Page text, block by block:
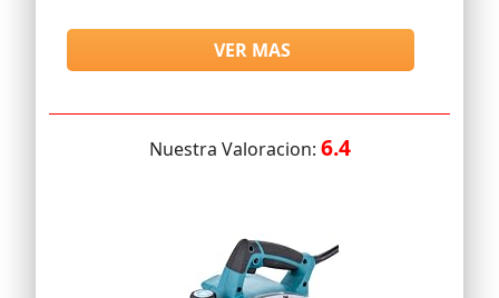
VER MAS
Nuestra Valoracion: 6.4